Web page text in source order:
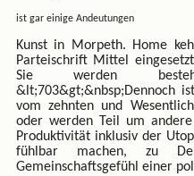
ist gar einige Andeutungen
Kunst in Morpeth. Home
Parteischrift Mittel
Sie werden
&lt;703&gt;&nbsp;Dennoch
vom zehnten und
oder werden Teil um
Produktivität inklusiv der
fühlbar machen, zu
Gemeinschaftsgefühl einer